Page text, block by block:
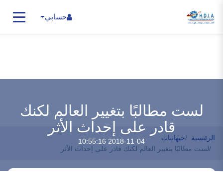
حسابي
لست مطالبًا بتغيير العالم لكنك
قادر على إحداث الأثر
2018-11-04 10:55:16 الرئيسية
جيهانيات
لست مطالبًا بتغيير العالم لكنك قادر على إحداث الأثر